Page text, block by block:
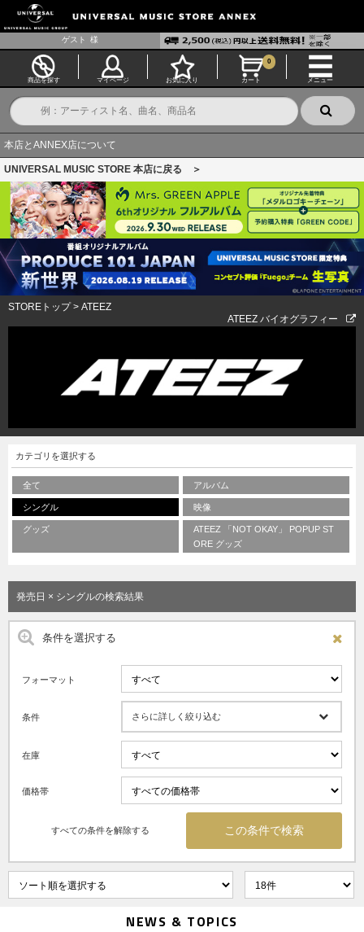
ゲスト 様
商品を探す マイページ お気に入り カート
0
メニュー
本店とANNEX店について
UNIVERSAL MUSIC STORE 本店に戻る ＞
STOREトップ> ATEEZ
ATEEZ バイオグラフィー
カテゴリを選択する
全て アルバム
シングル 映像
グッズ
ATEEZ 「NOT OKAY」 POPUP ST
ORE グッズ
発売日 × シングルの検索結果
条件を選択する
フォーマット
条件 さらに詳しく絞り込む
在庫
価格帯
すべての条件を解除する
NEWS & TOPICS